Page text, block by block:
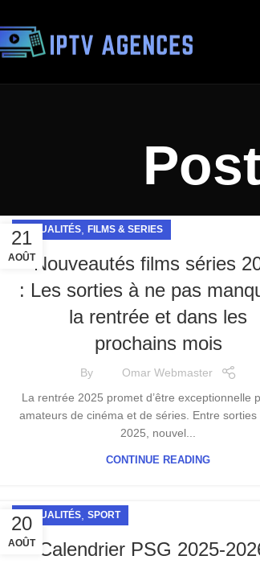
21
AOÛT
ACTUALITÉS FILMS & SERIES
Nouveautés films séries
: Les sorties à ne pas
la rentrée et dans les
prochains mois
By
Omar Webmaster
La rentrée 2025 promet d’être exceptionnelle
amateurs de cinéma et de séries. Entre sorties
2025, nouvel...
CONTINUE READING
20
AOÛT
ACTUALITÉS SPORT
Calendrier PSG 2025-